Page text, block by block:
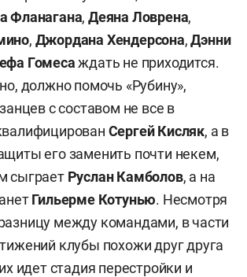
Фланагана, Деяна Ловрена,
, Джордана Хендерсона,Дэнни
Гомесаждать не приходится.
должно помочь «Рубину»,
с составом не все в
Сергей Кисляк, а в
его заменить почти некем,
сыграет Руслан Камболов, а на
Гильерме Котунью. Несмотря
между командами, в части
клубы похожи друг друга
идет стадия перестройки и